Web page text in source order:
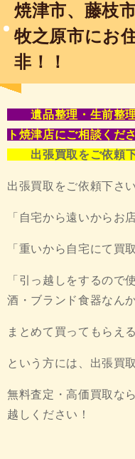
焼津市、藤枝
牧之原市にお
非！！
遺品整理・生前整理
ト焼津店にご相談く
出張買取をご依頼
出張買取をご依頼下さい
「自宅から遠いからお
「重いから自宅にて買
「引っ越しをするので
酒・ブランド食器なん
まとめて買ってもらえ
という方には、出張買
無料査定・高価買取な
越しください！